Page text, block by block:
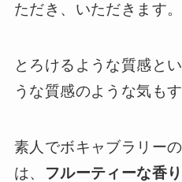
ただき、いただきます。
とろけるような質感と
うな質感のような気も
素人でボキャブラリー
は、
フルーティーな香